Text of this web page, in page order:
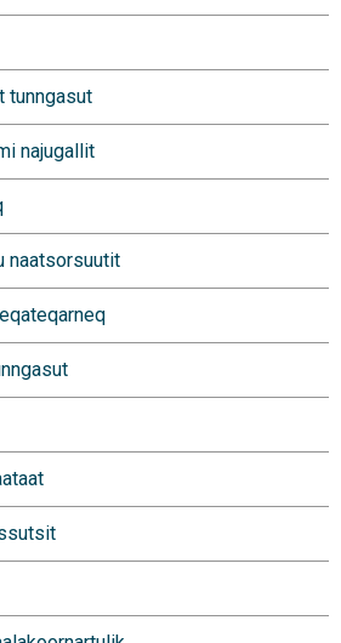
tunngasut
najugallit
naatsorsuutit